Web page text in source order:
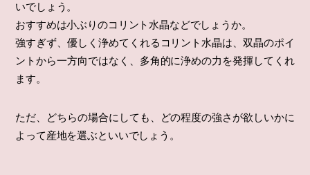
いでしょう。
おすすめは小ぶりのコリント水晶などでしょうか。
強すぎず、優しく浄めてくれるコリント水晶は、双晶のポイ
ントから一方向ではなく、多角的に浄めの力を発揮してくれ
ます。
ただ、どちらの場合にしても、どの程度の強さが欲しいかに
よって産地を選ぶといいでしょう。